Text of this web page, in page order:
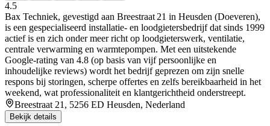
4.5
Bax Techniek, gevestigd aan Breestraat 21 in Heusden (Doeveren),
is een gespecialiseerd installatie- en loodgietersbedrijf dat sinds 1999
actief is en zich onder meer richt op loodgieterswerk, ventilatie,
centrale verwarming en warmtepompen. Met een uitstekende
Google-rating van 4.8 (op basis van vijf persoonlijke en
inhoudelijke reviews) wordt het bedrijf geprezen om zijn snelle
respons bij storingen, scherpe offertes en zelfs bereikbaarheid in het
weekend, wat professionaliteit en klantgerichtheid onderstreept.
Breestraat 21, 5256 ED Heusden, Nederland
Bekijk details